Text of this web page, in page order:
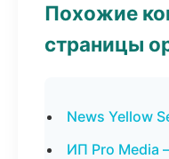
Похожие
страницы
News Yellow
ИП Pro Media